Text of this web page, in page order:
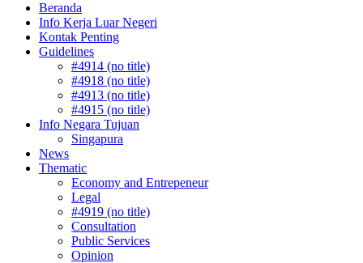
Beranda
Info Kerja Luar Negeri
Kontak Penting
Guidelines
#4914 (no title)
#4918 (no title)
#4913 (no title)
#4915 (no title)
Info Negara Tujuan
Singapura
News
Thematic
Economy and Entrepeneur
Legal
#4919 (no title)
Consultation
Public Services
Opinion